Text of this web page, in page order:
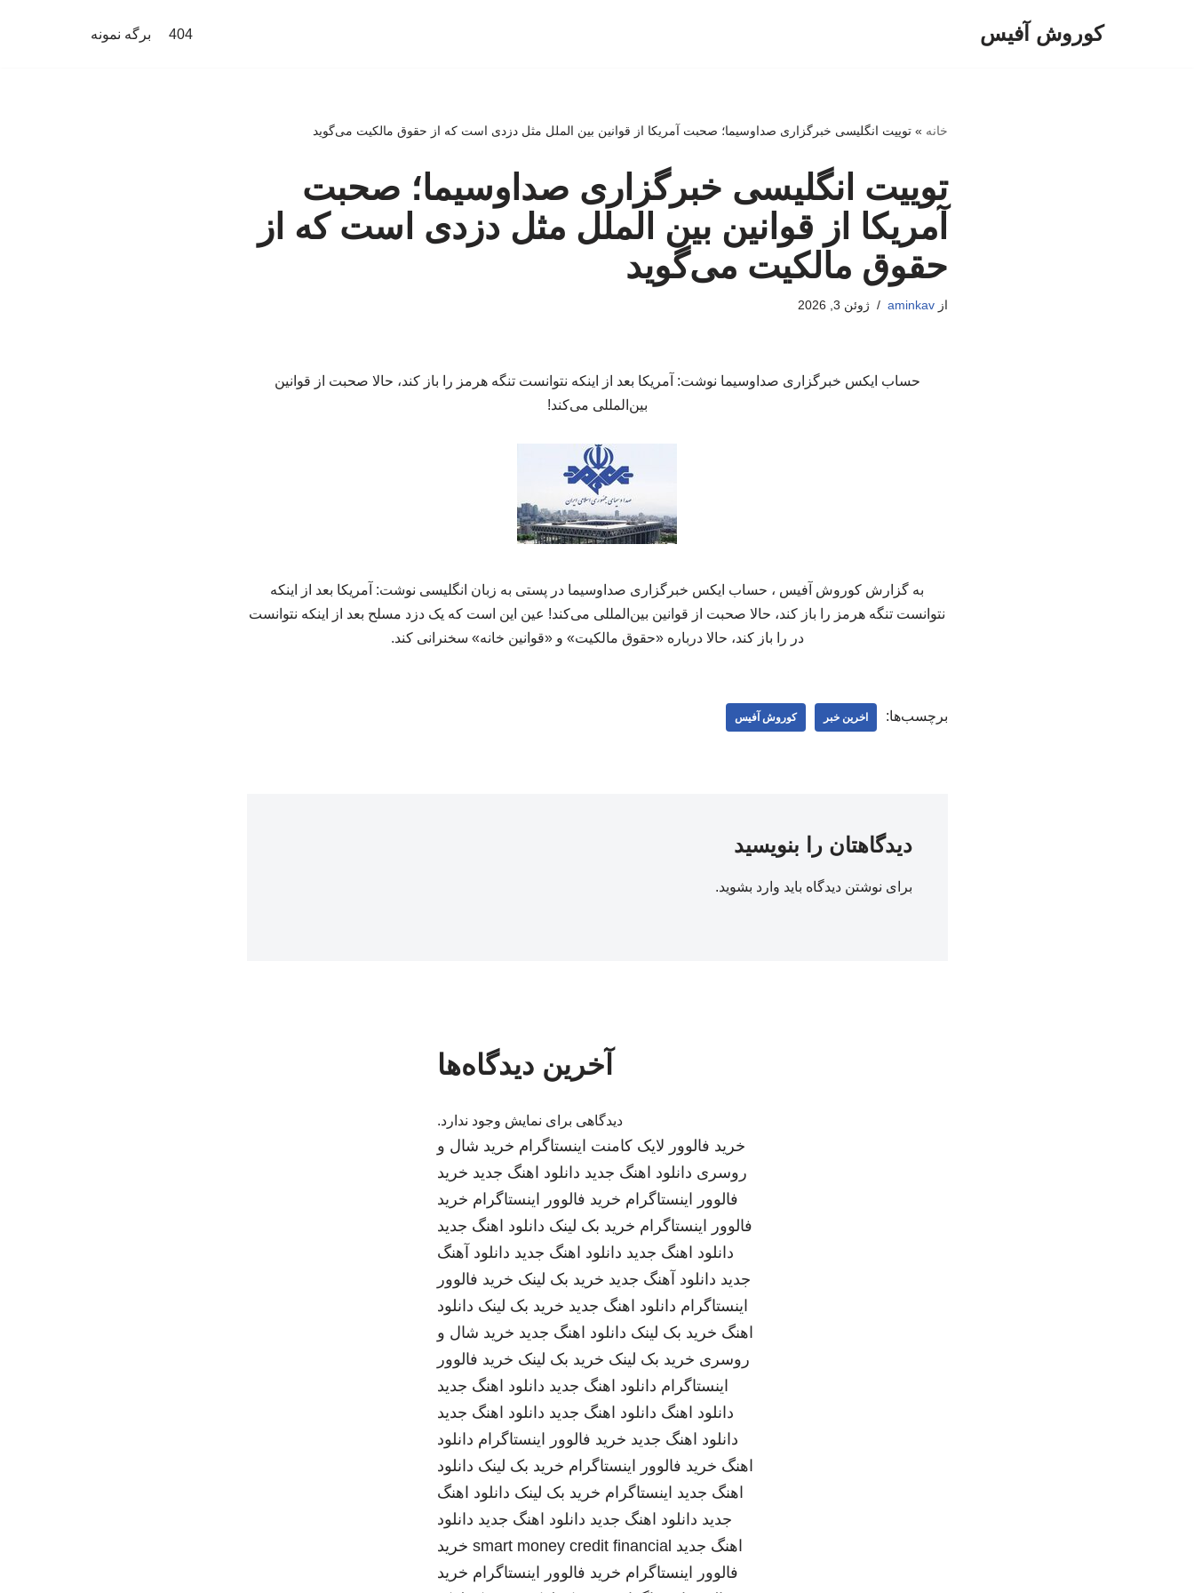
کوروش آفیس 404 برگه نمونه
خانه »توییت انگلیسی خبرگزاری صداوسیما؛ صحبت آمریکا از قوانین بین الملل مثل دزدی است که از حقوق مالکیت می‌گوید
توییت انگلیسی خبرگزاری صداوسیما؛ صحبت
آمریکا از قوانین بین الملل مثل دزدی است که از
حقوق مالکیت می‌گوید
ازaminkav ژوئن 3, 2026
حساب ایکس خبرگزاری صداوسیما نوشت: آمریکا بعد از اینکه نتوانست تنگه هرمز را باز کند، حالا صحبت از قوانین
بین‌المللی می‌کند!
به گزارش کوروش آفیس ، حساب ایکس خبرگزاری صداوسیما در پستی به زبان انگلیسی نوشت: آمریکا بعد از اینکه
نتوانست تنگه هرمز را باز کند، حالا صحبت از قوانین بین‌المللی می‌کند! عین این است که یک دزد مسلح بعد از اینکه نتوانست
در را باز کند، حالا درباره «حقوق مالکیت» و «قوانین خانه» سخنرانی کند.
برچسب‌ها: اخرین خبر کوروش آفیس
دیدگاهتان را بنویسید
برای نوشتن دیدگاه باید وارد بشوید.
آخرین دیدگاه‌ها
دیدگاهی برای نمایش وجود ندارد.
خرید فالوور لایک کامنت اینستاگرام خرید شال و
روسری دانلود اهنگ جدید دانلود اهنگ جدید خرید
فالوور اینستاگرام خرید فالوور اینستاگرام خرید
فالوور اینستاگرام خرید بک لینک دانلود اهنگ جدید
دانلود اهنگ جدید دانلود اهنگ جدید دانلود آهنگ
جدید دانلود آهنگ جدید خرید بک لینک خرید فالوور
اینستاگرام دانلود اهنگ جدید خرید بک لینک دانلود
اهنگ خرید بک لینک دانلود اهنگ جدید خرید شال و
روسری خرید بک لینک خرید بک لینک خرید فالوور
اینستاگرام دانلود اهنگ جدید دانلود اهنگ جدید
دانلود اهنگ دانلود اهنگ جدید دانلود اهنگ جدید
دانلود اهنگ جدید خرید فالوور اینستاگرام دانلود
اهنگ خرید فالوور اینستاگرام خرید بک لینک دانلود
اهنگ جدید اینستاگرام خرید بک لینک دانلود اهنگ
جدید دانلود اهنگ جدید دانلود اهنگ جدید دانلود
اهنگ جدید smart money credit financial خرید
فالوور اینستاگرام خرید فالوور اینستاگرام خرید